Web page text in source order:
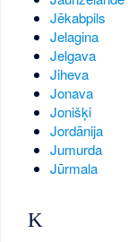
Jēkabpils
Jelagina
Jelgava
Jiheva
Jonava
Jonišķi
Jordānija
Jumurda
Jūrmala
K